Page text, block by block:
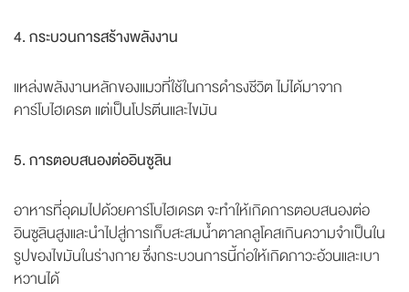
4. กระบวนการสร้างพลังงาน
แหล่งพลังงานหลักของแมวที่ใช้ในการดำรงชีวิต ไม่ได้มาจาก
คาร์โบไฮเดรต แต่เป็นโปรตีนและไขมัน
5. การตอบสนองต่ออินซูลิน
อาหารที่อุดมไปด้วยคาร์โบไฮเดรต จะทำให้เกิดการตอบสนองต่อ
อินซูลินสูงและนำไปสู่การเก็บสะสมน้ำตาลกลูโคสเกินความจำเป็นใน
รูปของไขมันในร่างกาย ซึ่งกระบวนการนี้ก่อให้เกิดภาวะอ้วนและเบา
หวานได้